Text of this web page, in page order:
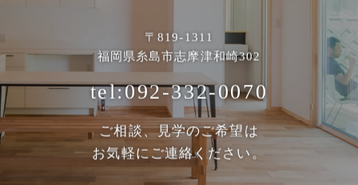
〒819-1311
福岡県糸島市志摩津和崎302
tel:092-332-0070
ご相談、見学のご希望は
お気軽にご連絡ください。